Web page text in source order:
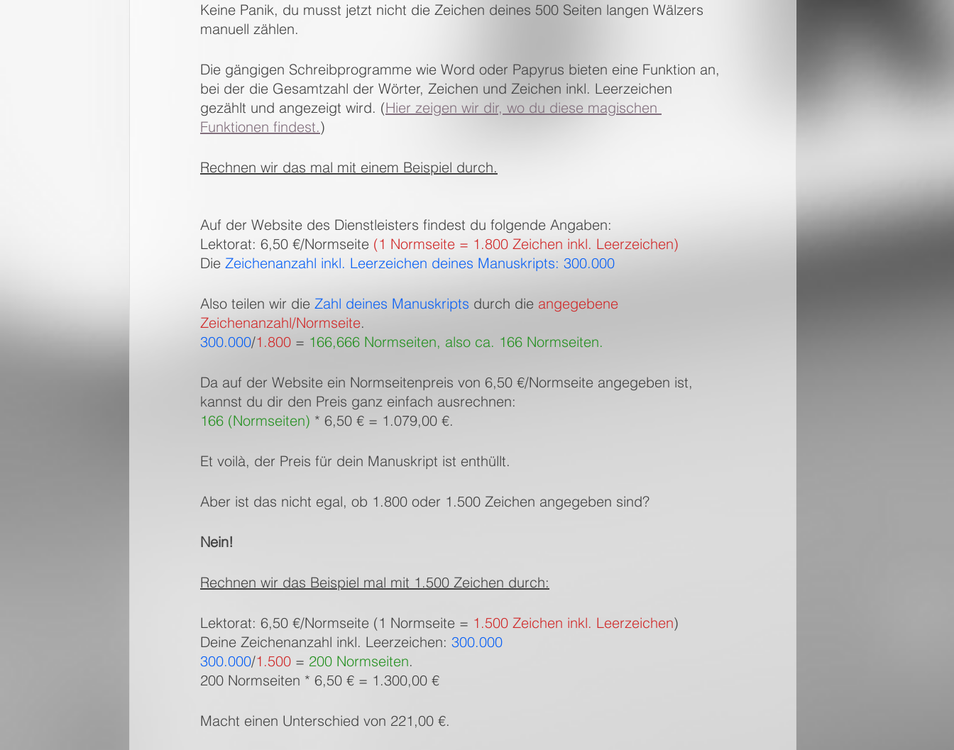
Keine Panik, du musst jetzt nicht die Zeichen deines 500 Seiten langen Wälzers
manuell zählen.
Die gängigen Schreibprogramme wie Word oder Papyrus bieten eine Funktion an,
bei der die Gesamtzahl der Wörter, Zeichen und Zeichen inkl. Leerzeichen
gezählt und angezeigt wird. (Hier zeigen wir dir, wo du diese magischen
Funktionen findest.)
Rechnen wir das mal mit einem Beispiel durch.
Auf der Website des Dienstleisters findest du folgende Angaben:
Lektorat: 6,50 €/Normseite (1 Normseite = 1.800 Zeichen inkl. Leerzeichen)
Die Zeichenanzahl inkl. Leerzeichen deines Manuskripts: 300.000
Also teilen wir die Zahl deines Manuskripts durch die angegebene
Zeichenanzahl/Normseite.
300.000/1.800 = 166,666 Normseiten, also ca. 166 Normseiten.
Da auf der Website ein Normseitenpreis von 6,50 €/Normseite angegeben ist,
kannst du dir den Preis ganz einfach ausrechnen:
166 (Normseiten) * 6,50 € = 1.079,00 €.
Et voilà, der Preis für dein Manuskript ist enthüllt.
Aber ist das nicht egal, ob 1.800 oder 1.500 Zeichen angegeben sind?
Nein!
Rechnen wir das Beispiel mal mit 1.500 Zeichen durch:
Lektorat: 6,50 €/Normseite (1 Normseite = 1.500 Zeichen inkl. Leerzeichen)
Deine Zeichenanzahl inkl. Leerzeichen: 300.000
300.000/1.500 = 200 Normseiten.
200 Normseiten * 6,50 € = 1.300,00 €
Macht einen Unterschied von 221,00 €.